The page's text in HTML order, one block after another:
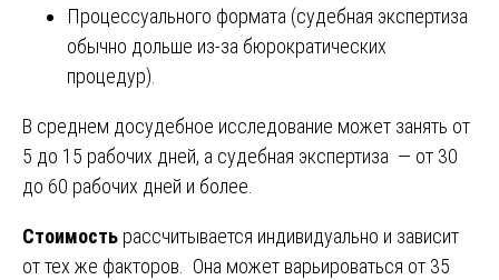
Процессуального формата (судебная экспертиза
обычно дольше из-за бюрократических
процедур).
В среднем досудебное исследование может занять от
5 до 15 рабочих дней, а судебная экспертиза — от 30
до 60 рабочих дней и более.
Стоимость рассчитывается индивидуально и зависит
от тех же факторов. Она может варьироваться от 35